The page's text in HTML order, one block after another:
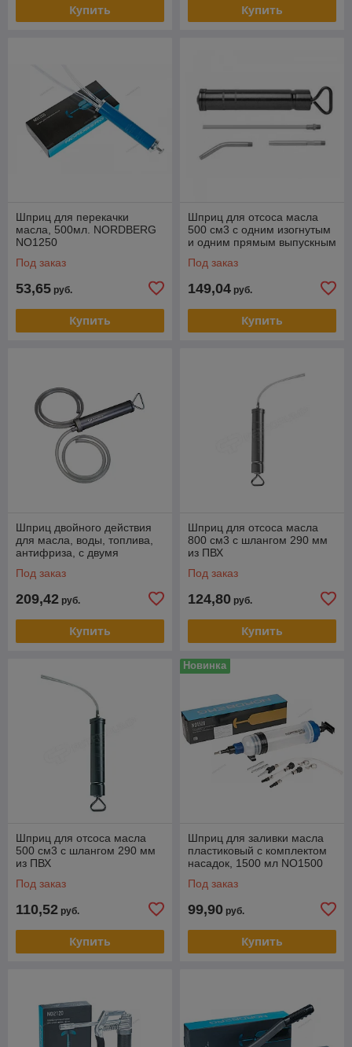
Купить Купить
Шприц для перекачки
масла, 500мл. NORDBERG
NO1250
Под заказ
53,65 руб.
Купить
Шприц для отсоса масла
500 см3 с одним изогнутым
и одним прямым выпускным
Под заказ
149,04 руб.
Купить
Шприц двойного действия
для масла, воды, топлива,
антифриза, с двумя
Под заказ
209,42 руб.
Купить
Шприц для отсоса масла
800 см3 с шлангом 290 мм
из ПВХ
Под заказ
124,80 руб.
Купить
Шприц для отсоса масла
500 см3 с шлангом 290 мм
из ПВХ
Под заказ
110,52 руб.
Купить
Новинка
Шприц для заливки масла
пластиковый с комплектом
насадок, 1500 мл NO1500
Под заказ
99,90 руб.
Купить